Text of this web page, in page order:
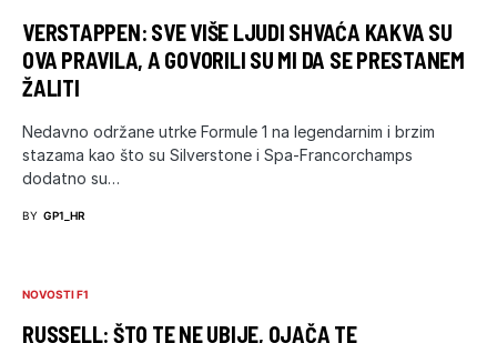
VERSTAPPEN: SVE VIŠE LJUDI SHVAĆA KAKVA SU
OVA PRAVILA, A GOVORILI SU MI DA SE PRESTANEM
ŽALITI
Nedavno održane utrke Formule 1 na legendarnim i brzim
stazama kao što su Silverstone i Spa-Francorchamps
dodatno su…
BY GP1_HR
NOVOSTI F1
RUSSELL: ŠTO TE NE UBIJE, OJAČA TE